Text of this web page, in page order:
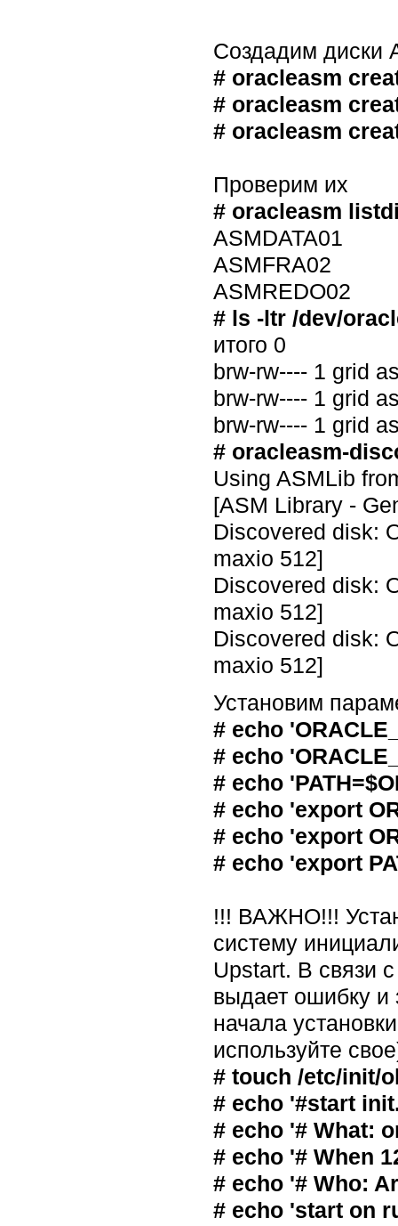
Создадим диски
# oracleasm
# oracleasm
# oracleasm
Проверим их
# oracleasm
ASMDATA01
ASMFRA02
ASMREDO02
# ls -ltr /dev/
итого 0
brw-rw---- 1 grid
brw-rw---- 1 grid
brw-rw---- 1 grid
# oracleasm-
Using ASMLib
[ASM Library -
Discovered disk:
maxio 512]
Discovered disk:
maxio 512]
Discovered disk:
maxio 512]
Установим
# echo
# echo
# echo
# echo 'export
# echo 'export
# echo 'export
!!! ВАЖНО!!!
систему
Upstart. В связи
выдает ошибку и
начала
используйте
# touch /etc/init/
# echo '#start
# echo '# What:
# echo '# When
# echo '# Who:
# echo 'start on